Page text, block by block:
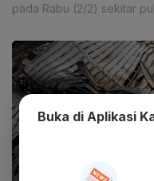
pada Rabu (2/2) sekitar
Buka di Aplikasi